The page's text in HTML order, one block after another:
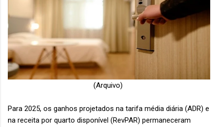
(Arquivo)
Para 2025, os ganhos projetados na tarifa média diária (ADR) e
na receita por quarto disponível (RevPAR) permaneceram